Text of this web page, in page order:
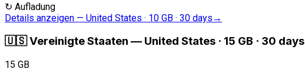
↻ Aufladung
Details anzeigen — United States · 10 GB · 30 days →
🇺🇸Vereinigte Staaten — United States · 15 GB · 30 days
15 GB